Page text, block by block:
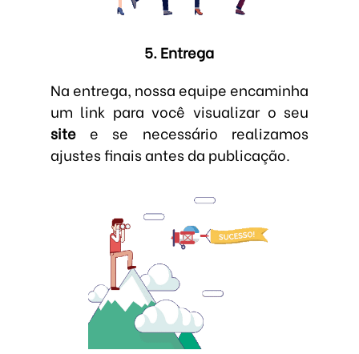
5. Entrega
Na entrega, nossa equipe encaminha
um link para você visualizar o seu
sitee se necessário realizamos
ajustes finais antes da publicação.